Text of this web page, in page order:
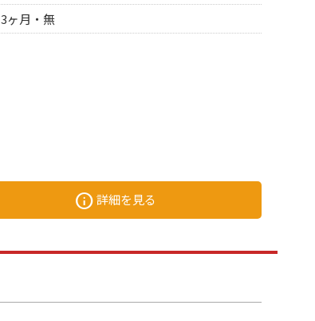
3ヶ月・無
info詳細を見る